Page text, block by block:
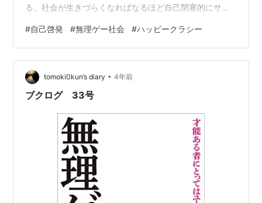
る。社会が生きづらくなればなるほど自己閉塞的にサバ
り、《サバイバリストの自己啓発書がサバイバリズムや
冒険や助言の裏で提示するのは、個人的な充足へのこだ
わり、内省、そして「ただやりすごしたり、生き残った
り、社会的圧力から完全に抜け出したりする(楽な)作戦」
という条件つきで夢を追求することを組み合わせた個人
#自己啓発 #無理ゲー社会 #ハッピークラシー
tomoki0kun’s diary • 4年前
ブクログ 33号